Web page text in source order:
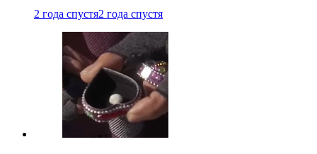
2 года спустя2 года спустя